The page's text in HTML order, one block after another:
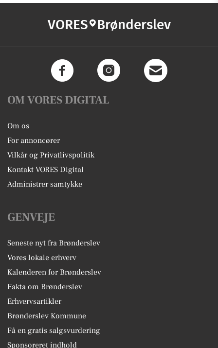
VORES Brønderslev
OM VORES DIGITAL
Om os
For annoncører
Vilkår og Privatlivspolitik
Kontakt VORES Digital
Administrer samtykke
GENVEJE
Seneste nyt fra Brønderslev
Vores lokale erhverv
Kalenderen for Brønderslev
Fakta om Brønderslev
Erhvervsartikler
Brønderslev Kommune
Få en gratis salgsvurdering
Sponsoreret indhold